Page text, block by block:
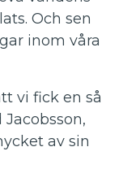
Och sen
inom våra
vi fick en så
av sin